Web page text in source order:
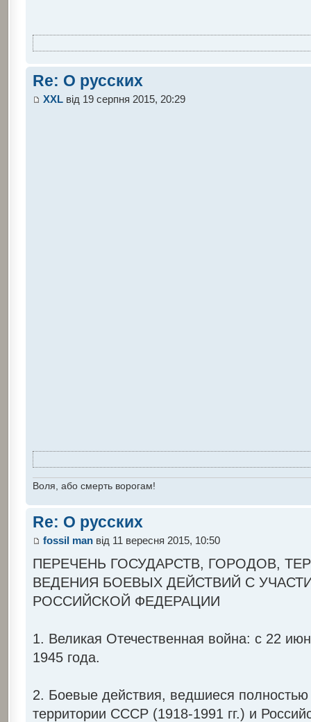
Re: О русских
XXLвід 19 серпня 2015, 20:29
Воля, або смерть ворогам!
Re: О русских
fossil manвід 11 вересня 2015, 10:50
ПЕРЕЧЕНЬ ГОСУДАРСТВ, ГОРОДОВ,
ВЕДЕНИЯ БОЕВЫХ ДЕЙСТВИЙ С
РОССИЙСКОЙ ФЕДЕРАЦИИ
1. Великая Отечественная война: с 22
1945 года.
2. Боевые действия, ведшиеся
территории СССР (1918-1991 гг.) и